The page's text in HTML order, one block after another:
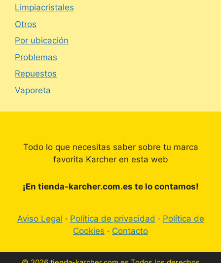
Limpiacristales
Otros
Por ubicación
Problemas
Repuestos
Vaporeta
Todo lo que necesitas saber sobre tu marca
favorita Karcher en esta web
¡En tienda-karcher.com.es te lo contamos!
Aviso Legal · Política de privacidad · Política de
Cookies · Contacto